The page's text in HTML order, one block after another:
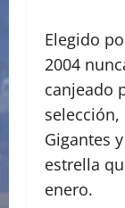
Elegido
2004
canjeado
Gigantes
estrella
enero.